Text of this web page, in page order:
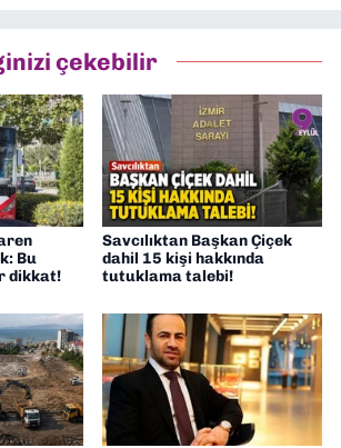
editörlük yapıyorum
çekebilir
Bu
dikkat!
Savcılıktan Başkan Çiçek
dahil 15 kişi hakkında
tutuklama talebi!